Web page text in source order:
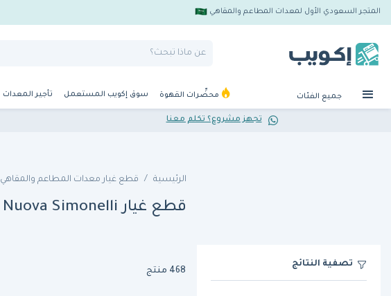
المتجر السعودي الأول لمعدات المطاعم والمقاهي
جميع الفئات محضِّرات القهوة سوق إكويب المستعمل تأجير المعدات
تجهز مشروع؟ تكلم معنا
الرئيسية قطع غيار معدات المطاعم والمقاهي
قطع غيار Nuova Simonelli
تصفية النتائج
468 منتج